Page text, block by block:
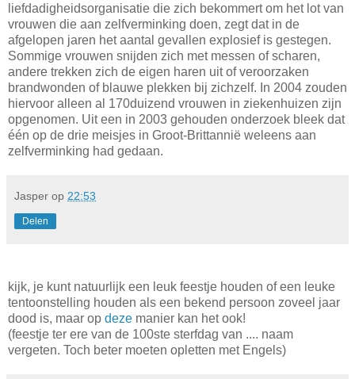
liefdadigheidsorganisatie die zich bekommert om het lot van
vrouwen die aan zelfverminking doen, zegt dat in de
afgelopen jaren het aantal gevallen explosief is gestegen.
Sommige vrouwen snijden zich met messen of scharen,
andere trekken zich de eigen haren uit of veroorzaken
brandwonden of blauwe plekken bij zichzelf. In 2004 zouden
hiervoor alleen al 170duizend vrouwen in ziekenhuizen zijn
opgenomen. Uit een in 2003 gehouden onderzoek bleek dat
één op de drie meisjes in Groot-Brittannië weleens aan
zelfverminking had gedaan.
Jasper op 22:53
Delen
kijk, je kunt natuurlijk een leuk feestje houden of een leuke
tentoonstelling houden als een bekend persoon zoveel jaar
dood is, maar op deze manier kan het ook!
(feestje ter ere van de 100ste sterfdag van .... naam
vergeten. Toch beter moeten opletten met Engels)